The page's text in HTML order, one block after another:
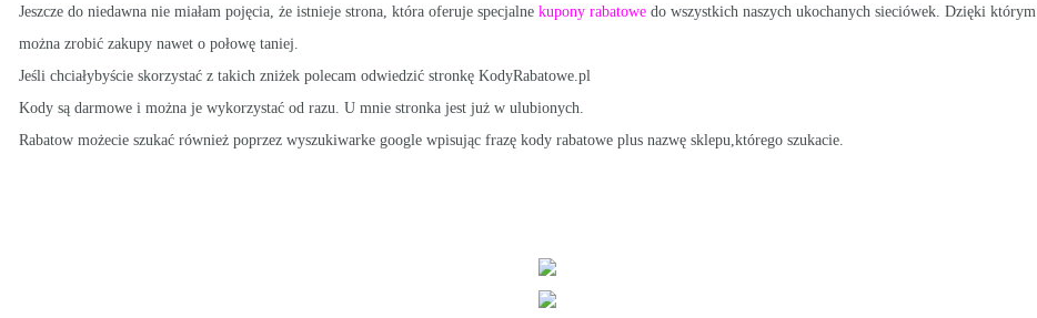
Jeszcze do niedawna nie miałam pojęcia, że istnieje strona, która oferuje specjalne kupony rabatowe do wszystkich naszych ukochanych sieciówek. Dzięki którym
można zrobić zakupy nawet o połowę taniej.
Jeśli chciałybyście skorzystać z takich zniżek polecam odwiedzić stronkę KodyRabatowe.pl
Kody są darmowe i można je wykorzystać od razu. U mnie stronka jest już w ulubionych.
Rabatow możecie szukać również poprzez wyszukiwarke google wpisując frazę kody rabatowe plus nazwę sklepu,którego szukacie.